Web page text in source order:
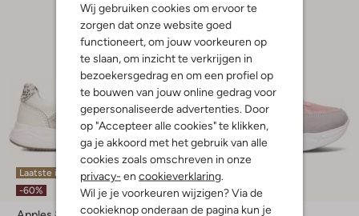
Wij gebruiken cookies om ervoor te
zorgen dat onze website goed
functioneert, om jouw voorkeuren op
te slaan, om inzicht te verkrijgen in
bezoekersgedrag en om een profiel op
te bouwen van jouw online gedrag voor
gepersonaliseerde advertenties. Door
op "Accepteer alle cookies" te klikken,
ga je akkoord met het gebruik van alle
cookies zoals omschreven in onze
privacy- en cookieverklaring
Wil je je voorkeuren wijzigen? Via de
cookieknop onderaan de pagina kun je
Laatste items
-60%
Laatste maten
-60%